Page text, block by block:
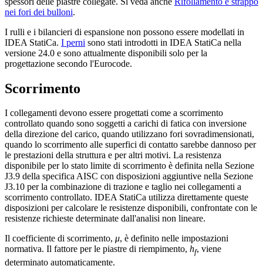
nei fori dei bulloni.
I rulli e i bilancieri di espansione non possono essere modellati in
IDEA StatiCa. I perni sono stati introdotti in IDEA StatiCa nella
versione 24.0 e sono attualmente disponibili solo per la
progettazione secondo l'Eurocode.
Scorrimento
I collegamenti devono essere progettati come a scorrimento
controllato quando sono soggetti a carichi di fatica con inversione
della direzione del carico, quando utilizzano fori sovradimensionati,
quando lo scorrimento alle superfici di contatto sarebbe dannoso per
le prestazioni della struttura e per altri motivi. La resistenza
disponibile per lo stato limite di scorrimento è definita nella Sezione
J3.9 della specifica AISC con disposizioni aggiuntive nella Sezione
J3.10 per la combinazione di trazione e taglio nei collegamenti a
scorrimento controllato. IDEA StatiCa utilizza direttamente queste
disposizioni per calcolare le resistenze disponibili, confrontate con le
resistenze richieste determinate dall'analisi non lineare.
Il coefficiente di scorrimento, μ, è definito nelle impostazioni
normativa. Il fattore per le piastre di riempimento, hf, viene
determinato automaticamente.